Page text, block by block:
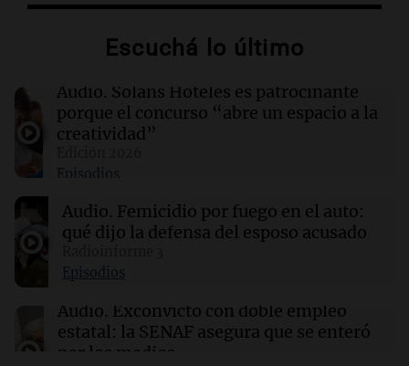
$2.000 millones
Guillermo López
14:08 Sociedad
Hallaron un cuerpo en el riacho Santa Fe e
investigan si es el kitesurfista desaparecido
14:04 Tecnología
Hackers acceden a datos de clientes de
Framework en un ciberataque masivo
14:03 Tecnología
Cloudflare presenta Kitesurf, un navegador
diseñado para agentes de IA
Escuchá lo último
Audio. Solans Hoteles es patrocinante
porque el concurso “abre un espacio a la
creatividad”
Episodios
Audio. Femicidio por fuego en el auto:
qué dijo la defensa del esposo acusado
Episodios
Audio. Exconvicto con doble empleo
estatal: la SENAF asegura que se enteró
por los medios